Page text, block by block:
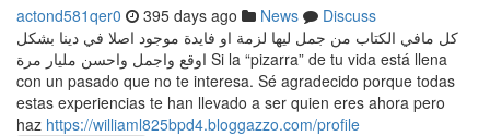
actond581qer0 395 days ago News
Discuss
كل مافي الكتاب من جمل ليها لزمة او فايدة موجود اصلا في دينا بشكل
اوقع واجمل واحسن مليار مرة Si la “pizarra” de tu vida está llena
con un pasado que no te interesa. Sé agradecido porque todas
estas experiencias te han llevado a ser quien eres ahora pero
haz https://williaml825bpd4.bloggazzo.com/profile